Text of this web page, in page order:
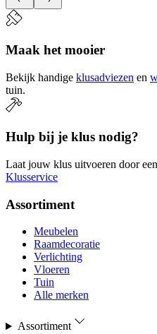
Maak het mooier
Bekijk handige klusadviezen en
tuin.
Hulp bij je klus nodig?
Laat jouw klus uitvoeren door
Klusservice
Assortiment
Meubelen
Raamdecoratie
Verlichting
Vloeren
Tuin
Alle merken
Assortiment